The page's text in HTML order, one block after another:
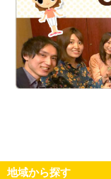
地域から探す